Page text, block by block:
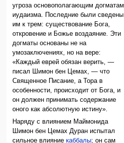
угроза основополагающим догматам
иудаизма. Последние были сведены
им к трем: существование Бога,
откровение и Божье воздаяние. Эти
догматы основаны не на
умозаключениях, но на вере:
«Каждый еврей обязан верить, —
писал Шимон бен Цемах, — что
Священное Писание, а Тора в
особенности, происходит от Бога, и
он должен принимать содержание
оного как абсолютную истину».
Наряду с влиянием Маймонида
Шимон бен Цемах Дуран испытал
сильное влияниекаббалы; он сам